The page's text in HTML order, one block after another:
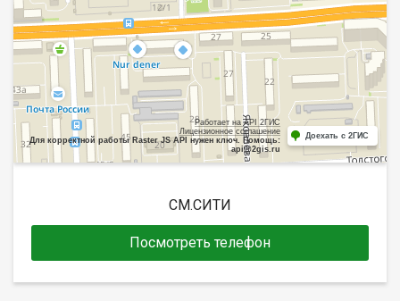
Работает на API 2ГИС
Лицензионное соглашение
Для корректной работы Raster JS API нужен ключ. Помощь:
api@2gis.ru
Доехать с 2ГИС
СМ.СИТИ
Посмотреть телефон